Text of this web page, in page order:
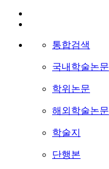
통합검색
국내학술논문
학위논문
해외학술논문
학술지
단행본